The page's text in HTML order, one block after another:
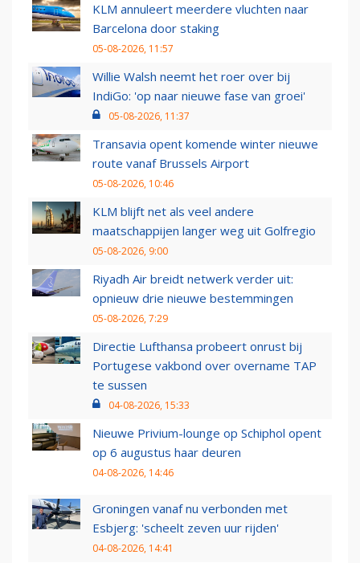
KLM annuleert meerdere vluchten naar
Barcelona door staking
05-08-2026, 11:57
Willie Walsh neemt het roer over bij
IndiGo: 'op naar nieuwe fase van groei'
05-08-2026, 11:37
Transavia opent komende winter nieuwe
route vanaf Brussels Airport
05-08-2026, 10:46
KLM blijft net als veel andere
maatschappijen langer weg uit Golfregio
05-08-2026, 9:00
Riyadh Air breidt netwerk verder uit:
opnieuw drie nieuwe bestemmingen
05-08-2026, 7:29
Directie Lufthansa probeert onrust bij
Portugese vakbond over overname TAP
te sussen
04-08-2026, 15:33
Nieuwe Privium-lounge op Schiphol opent
op 6 augustus haar deuren
04-08-2026, 14:46
Groningen vanaf nu verbonden met
Esbjerg: 'scheelt zeven uur rijden'
04-08-2026, 14:41